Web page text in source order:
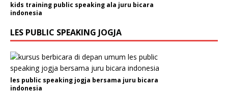
kids training public speaking ala juru bicara
indonesia
LES PUBLIC SPEAKING JOGJA
les public speaking jogja bersama juru bicara
indonesia